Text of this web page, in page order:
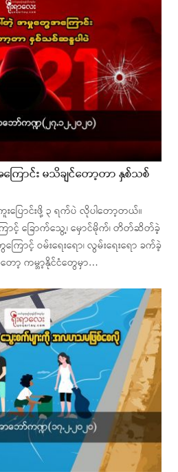
ောင်း မသိချင်တော့တာ နှစ်သစ်
ြောင်းဖို့ ၃ ရက်ပဲ လိုပါတော့တယ်။
ောင့် ခြောက်သွေ့၊ မှောင်မိုက်၊ တိတ်ဆိတ်ခဲ့
ာင့် ဝမ်းရေးရော၊ လွမ်းရေးရော ခက်ခဲ့
ော့ ကမ္ဘာ့နိုင်ငံတွေမှာ…